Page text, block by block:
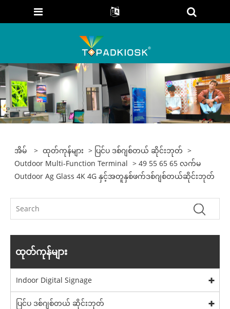
အိမ် > ထုတ်ကုန်များ > ပြင်ပ ဒစ်ဂျစ်တယ် ဆိုင်းဘုတ် >
Outdoor Multi-Function Terminal > 49 55 65 65 လက်မ
Outdoor Ag Glass 4K 4G နှင့်အတူနှစ်ဖက်ဒစ်ဂျစ်တယ်ဆိုင်းဘုတ်
ထုတ်ကုန်များ
Indoor Digital Signage
ပြင်ပ ဒစ်ဂျစ်တယ် ဆိုင်းဘုတ်